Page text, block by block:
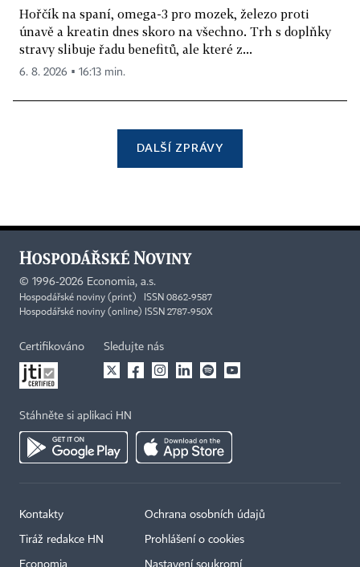
Hořčík na spaní, omega-3 pro mozek, železo proti
únavě a kreatin dnes skoro na všechno. Trh s doplňky
stravy slibuje řadu benefitů, ale které z...
6. 8. 2026 ▪ 16:13 min.
DALŠÍ ZPRÁVY
© 1996-2026 Economia, a.s.
Hospodářské noviny (print) ISSN 0862-9587
Hospodářské noviny (online) ISSN 2787-950X
Certifikováno Sledujte nás
Stáhněte si aplikaci HN
Kontakty
Tiráž redakce HN
Ochrana osobních údajů
Prohlášení o cookies